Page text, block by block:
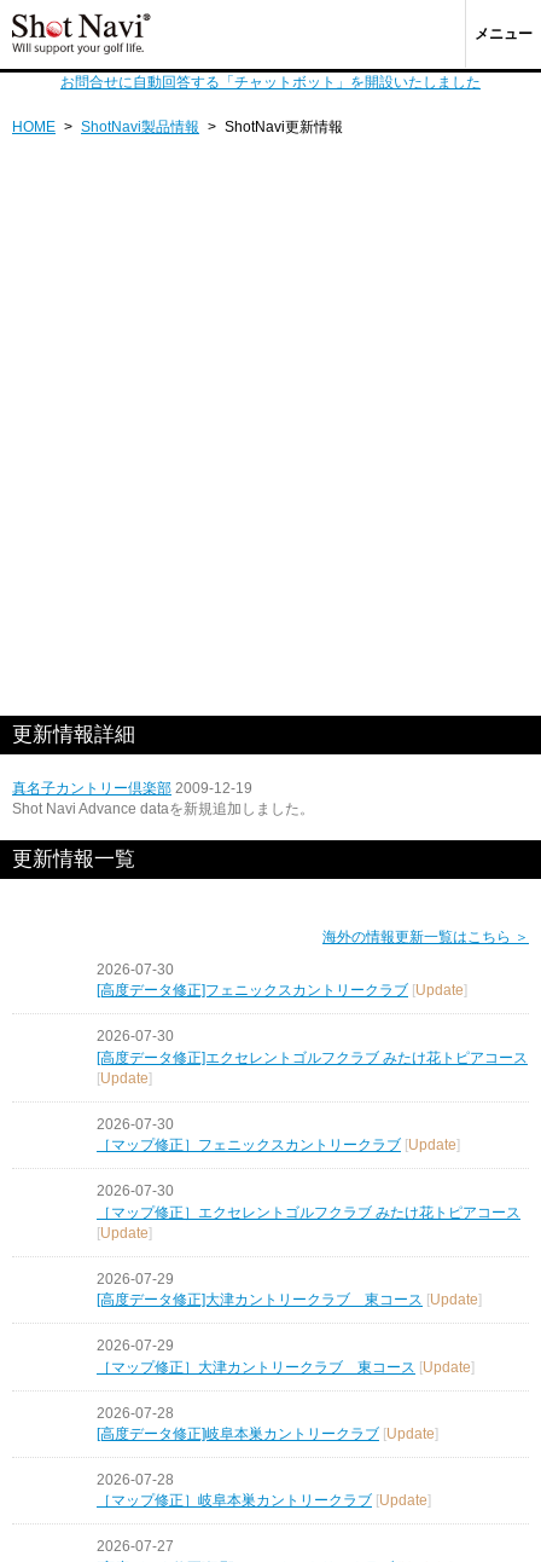
メニュー
お問合せに自動回答する「チャットボット」を開設いたしました
HOME > ShotNavi製品情報 > ShotNavi更新情報
更新情報詳細
真名子カントリー倶楽部 2009-12-19
Shot Navi Advance dataを新規追加しました。
更新情報一覧
海外の情報更新一覧はこちら ＞
2026-07-30
[高度データ修正]フェニックスカントリークラブ
Update
2026-07-30
[高度データ修正]エクセレントゴルフクラブ みたけ花トピアコース
[Update]
2026-07-30
［マップ修正］フェニックスカントリークラブ [Update]
2026-07-30
［マップ修正］エクセレントゴルフクラブ みたけ花トピアコース
[Update]
2026-07-29
[高度データ修正]大津カントリークラブ 東コース [Update]
2026-07-29
［マップ修正］大津カントリークラブ 東コース [Update]
2026-07-28
[高度データ修正]岐阜本巣カントリークラブ [Update]
2026-07-28
［マップ修正］岐阜本巣カントリークラブ
Update
2026-07-27